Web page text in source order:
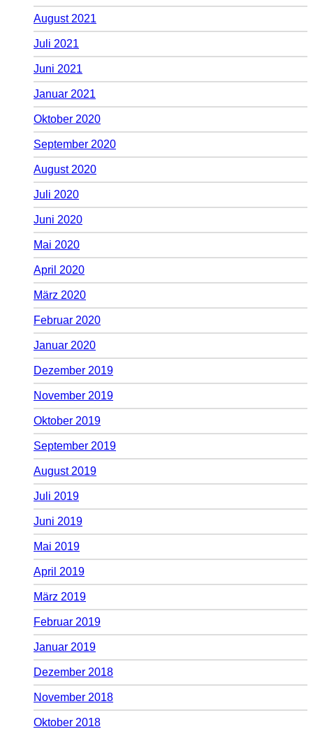
August 2021
Juli 2021
Juni 2021
Januar 2021
Oktober 2020
September 2020
August 2020
Juli 2020
Juni 2020
Mai 2020
April 2020
März 2020
Februar 2020
Januar 2020
Dezember 2019
November 2019
Oktober 2019
September 2019
August 2019
Juli 2019
Juni 2019
Mai 2019
April 2019
März 2019
Februar 2019
Januar 2019
Dezember 2018
November 2018
Oktober 2018